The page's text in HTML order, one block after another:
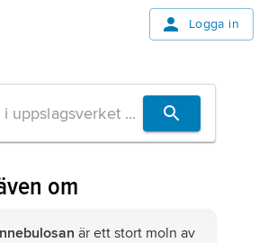
Logga in
om
är ett stort moln av